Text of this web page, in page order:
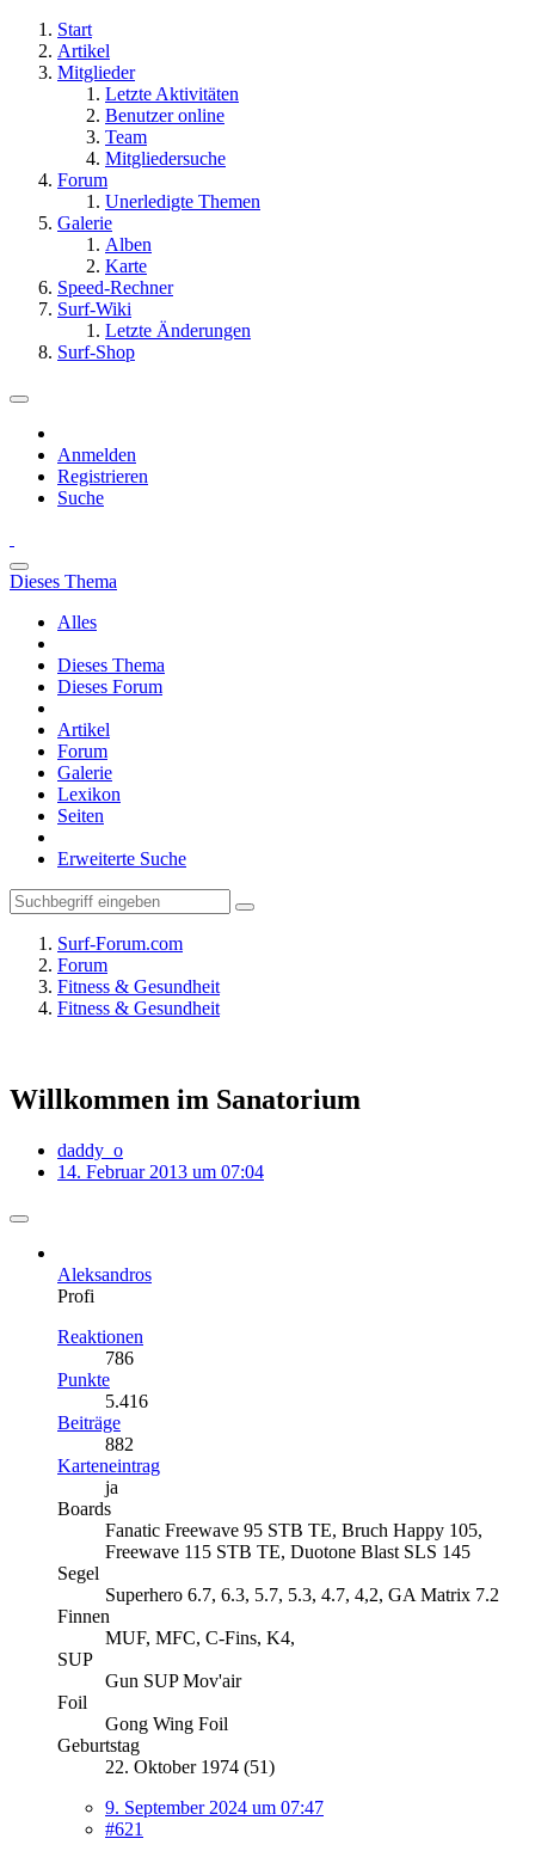
Start
Artikel
Mitglieder
Letzte Aktivitäten
Benutzer online
Team
Mitgliedersuche
Forum
Unerledigte Themen
Galerie
Alben
Karte
Speed-Rechner
Surf-Wiki
Letzte Änderungen
Surf-Shop
Anmelden
Registrieren
Suche
Dieses Thema
Alles
Dieses Thema
Dieses Forum
Artikel
Forum
Galerie
Lexikon
Seiten
Erweiterte Suche
Surf-Forum.com
Forum
Fitness & Gesundheit
Fitness & Gesundheit
Willkommen im Sanatorium
daddy_o
14. Februar 2013 um 07:04
Aleksandros
Profi
Reaktionen
786
Punkte
5.416
Beiträge
882
Karteneintrag
ja
Boards
Fanatic Freewave 95 STB TE, Bruch Happy 105,
Freewave 115 STB TE, Duotone Blast SLS 145
Segel
Superhero 6.7, 6.3, 5.7, 5.3, 4.7, 4,2, GA Matrix 7.2
Finnen
MUF, MFC, C-Fins, K4,
SUP
Gun SUP Mov'air
Foil
Gong Wing Foil
Geburtstag
22. Oktober 1974 (51)
9. September 2024 um 07:47
#621